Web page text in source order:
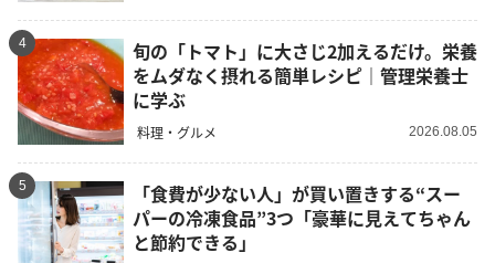
4
旬の「トマト」に大さじ2加えるだけ。栄養
をムダなく摂れる簡単レシピ｜管理栄養士
に学ぶ
料理・グルメ 2026.08.05
5
「食費が少ない人」が買い置きする“スー
パーの冷凍食品”3つ「豪華に見えてちゃん
と節約できる」